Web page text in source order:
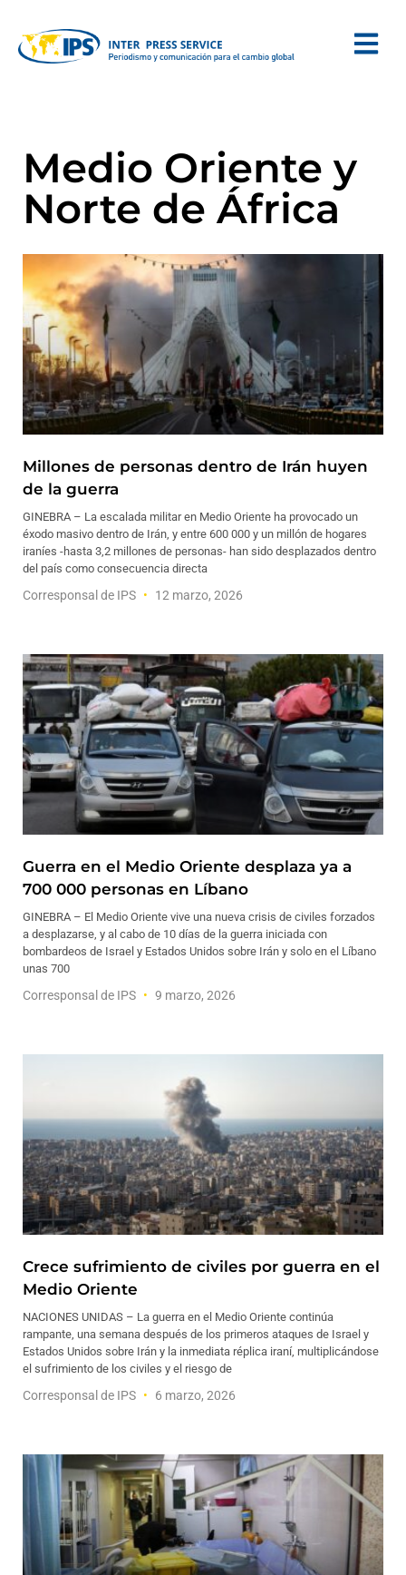
Medio Oriente y
Norte de África
Millones de personas dentro de Irán huyen
de la guerra
GINEBRA – La escalada militar en Medio Oriente ha provocado un
éxodo masivo dentro de Irán, y entre 600 000 y un millón de hogares
iraníes -hasta 3,2 millones de personas- han sido desplazados dentro
del país como consecuencia directa
Corresponsal de IPS 12 marzo, 2026
Guerra en el Medio Oriente desplaza ya a
700 000 personas en Líbano
GINEBRA – El Medio Oriente vive una nueva crisis de civiles forzados
a desplazarse, y al cabo de 10 días de la guerra iniciada con
bombardeos de Israel y Estados Unidos sobre Irán y solo en el Líbano
unas 700
Corresponsal de IPS 9 marzo, 2026
Crece sufrimiento de civiles por guerra en el
Medio Oriente
NACIONES UNIDAS – La guerra en el Medio Oriente continúa
rampante, una semana después de los primeros ataques de Israel y
Estados Unidos sobre Irán y la inmediata réplica iraní, multiplicándose
el sufrimiento de los civiles y el riesgo de
Corresponsal de IPS 6 marzo, 2026